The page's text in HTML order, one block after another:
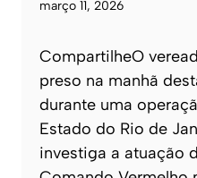
março 11, 2026
CompartilheO
preso na manhã
durante uma
Estado do Rio de
investiga a atuação